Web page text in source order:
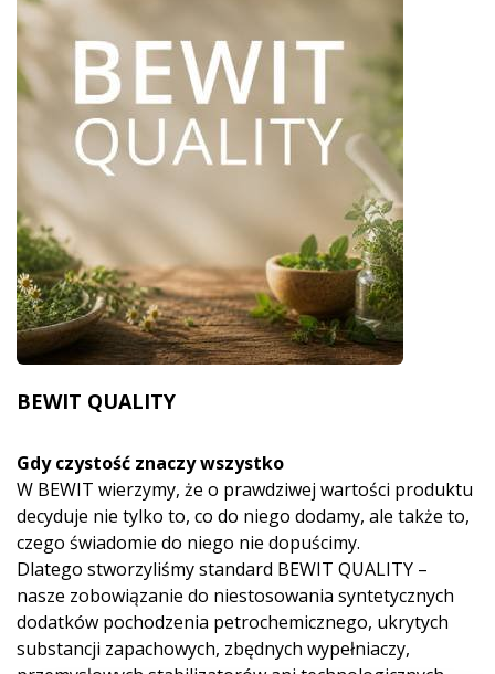
BEWIT QUALITY
Gdy czystość znaczy wszystko
W BEWIT wierzymy, że o prawdziwej wartości produktu
decyduje nie tylko to, co do niego dodamy, ale także to,
czego świadomie do niego nie dopuścimy.
Dlatego stworzyliśmy standard BEWIT QUALITY –
nasze zobowiązanie do niestosowania syntetycznych
dodatków pochodzenia petrochemicznego, ukrytych
substancji zapachowych, zbędnych wypełniaczy,